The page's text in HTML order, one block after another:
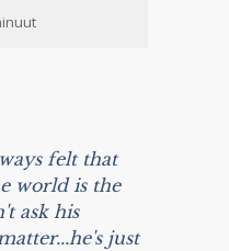
felt that
world is the
ask his
just